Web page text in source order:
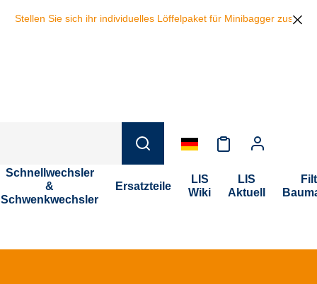
sich ihr individuelles Löffelpaket für Minibagger zusammen und
Schnellwechsler
&
Schwenkwechsler
Ersatzteile
LIS
Wiki
LIS
Aktuell